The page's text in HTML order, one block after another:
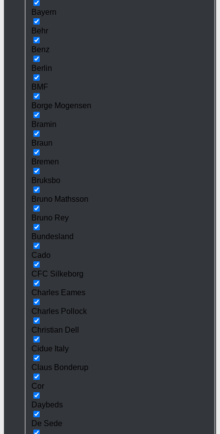
Bayern
Behr
Benz
Berlin
BMF
Borge Mogensen
Bramin
Braun
Bremen
Bruksbo
Bruno Mathsson
Bruno Rey
Bundesland
Cado
CFC Silkeborg
Charles Eames
Charles Pollock
Christian Dell
Cidue Italy
Claus Bonderup
Cor
Daybeds
De Sede